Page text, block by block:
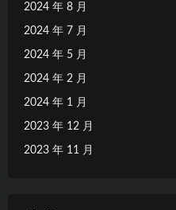
2024 年 8 月
2024 年 7 月
2024 年 5 月
2024 年 2 月
2024 年 1 月
2023 年 12 月
2023 年 11 月